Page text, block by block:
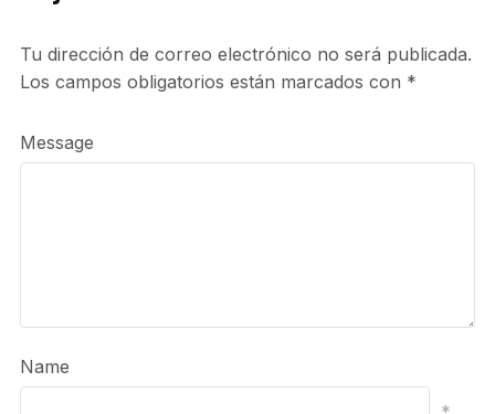
Tu dirección de correo electrónico no será publicada.
Los campos obligatorios están marcados con *
Message
Name